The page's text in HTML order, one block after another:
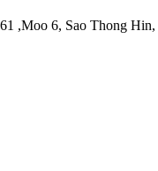
,Moo 6, Sao Thong